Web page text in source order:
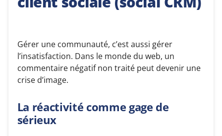
Gérer une communauté, c’est aussi gérer
l’insatisfaction. Dans le monde du web, un
commentaire négatif non traité peut devenir une
crise d’image.
La réactivité comme gage de
sérieux